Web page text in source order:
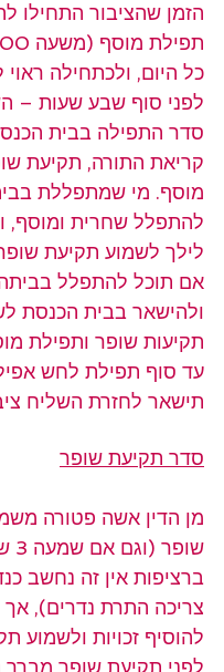
הזמן שהציבור התחילו
כל היום, ולכתחילה
לפני סוף שבע שעות –
סדר התפילה בבית
קריאת התורה, תקיעת
מוסף. מי שמתפללת
להתפלל שחרית ומוסף,
לילך לשמוע תקיעת
אם תוכל להתפלל
ולהישאר בבית הכנסת
תקיעות שופר ותפילת
עד סוף תפילת לחש
תישאר לחזרת השליח
סדר תקיעת שופר
מן הדין אשה פטורה
ברציפות אין זה נחשב
צריכה התרת נדרים), אך
להוסיף זכויות ולשמוע
לפני תקיעת שופר